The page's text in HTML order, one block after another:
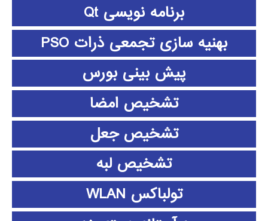
برنامه نویسی Qt
بهنیه سازی تجمعی ذرات PSO
پیش بینی بورس
تشخیص امضا
تشخیص جعل
تشخیص لبه
تولباکس WLAN